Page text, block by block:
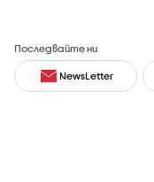
Последвайте ни
NewsLetter